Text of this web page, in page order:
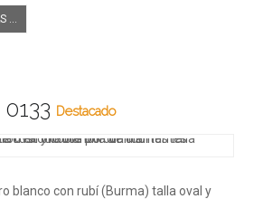
...
0133 Destacado
blanco con rubí (Burma) talla oval y